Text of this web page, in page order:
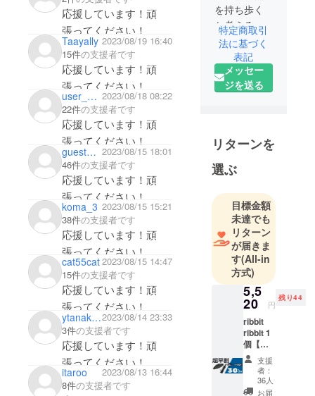
応援しています！頑
張ってください！
Taayally 2023/08/19 16:40
15件の支援者です
応援しています！頑
張ってください！
user_5a94b32ff2f4 2023/08/18 08:22
22件の支援者です
応援しています！頑
張ってください！
guest43baa765e694 2023/08/15 18:01
46件の支援者です
応援しています！頑
張ってください！
koma_3 2023/08/15 15:21
38件の支援者です
応援しています！頑
張ってください！
cat55cat2023/08/15 14:47
15件の支援者です
応援しています！頑
張ってください！
ytanaka0119a2023/08/14 23:33
3件の支援者です
応援しています！頑
張ってください！
itaroo
2023/08/13 16:44
8件の支援者です
を持ち歩く
か考える生
活から開放
されたいと
思いから、
この傘の開
は世の中に
たくさんあ
ると思いま
す。しか
し、実用面
で満足でき
るものに出
会えません
でした。
そこで、ワ
ンタッチ開
閉・逆折り
機構・撥水
加工・纏め
やすい帯と
特定商取引
法に基づく
表記
メッセー
ジを送る
リターンを
選ぶ
目標金額
未達でも
リターン
が届きま
す(All-in
方式)
5,5
20 円
残り44
ribbit
ribbit 1
個【超
早割
30％OF
F】80名
限定 定
支援
者：
36人
お届